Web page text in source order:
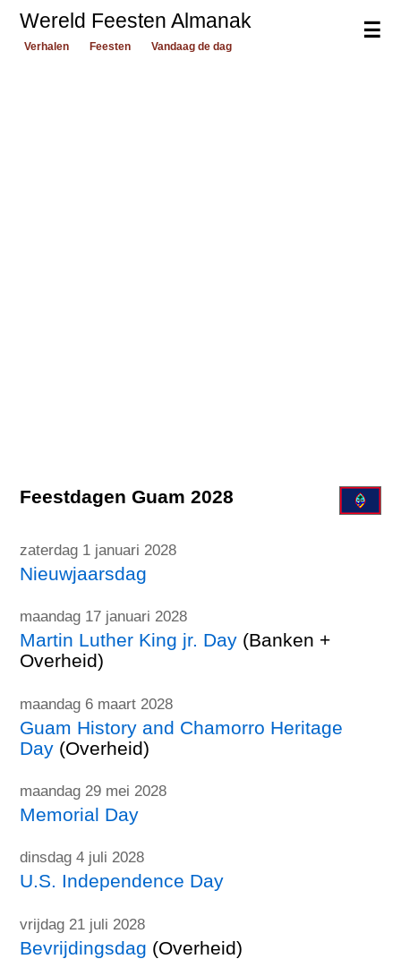
☰
Wereld Feesten Almanak
Verhalen Feesten Vandaag de dag
Feestdagen Guam 2028
zaterdag 1 januari 2028
Nieuwjaarsdag
maandag 17 januari 2028
Martin Luther King jr. Day (Banken +
Overheid)
maandag 6 maart 2028
Guam History and Chamorro Heritage
Day (Overheid)
maandag 29 mei 2028
Memorial Day
dinsdag 4 juli 2028
U.S. Independence Day
vrijdag 21 juli 2028
Bevrijdingsdag (Overheid)